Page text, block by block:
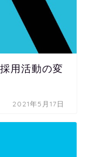
用活動の変
2021年5月17日